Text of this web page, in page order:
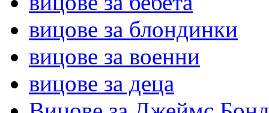
вицове за блондинки
вицове за военни
вицове за деца